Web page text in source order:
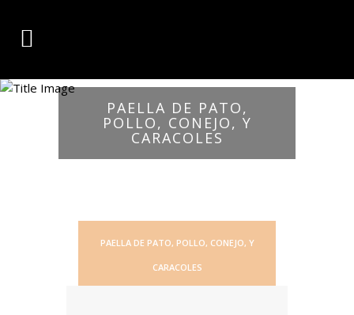
PAELLA DE PATO,
POLLO, CONEJO, Y
CARACOLES
PAELLA DE PATO, POLLO, CONEJO, Y
CARACOLES